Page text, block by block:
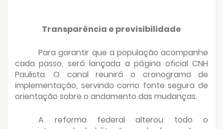
Transparência e previsibilidade
Para garantir que a população acompanhe
cada passo, será lançada a página oficial CNH
Paulista. O canal reunirá o cronograma de
implementação, servindo como fonte segura de
orientação sobre o andamento das mudanças.
A reforma federal alterou todo o